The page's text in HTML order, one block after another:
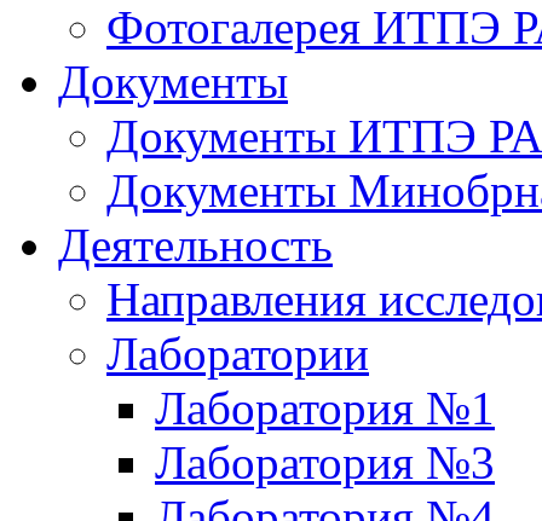
Фотогалерея ИТПЭ
Документы
Документы ИТПЭ
Документы
Деятельность
Направления
Лаборатории
Лаборатория №1
Лаборатория №3